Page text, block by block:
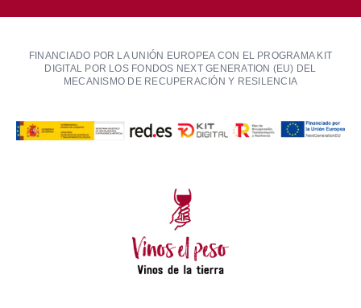
FINANCIADO POR LA UNIÓN EUROPEA CON EL PROGRAMA KIT
DIGITAL POR LOS FONDOS NEXT GENERATION (EU) DEL
MECANISMO DE RECUPERACIÓN Y RESILENCIA